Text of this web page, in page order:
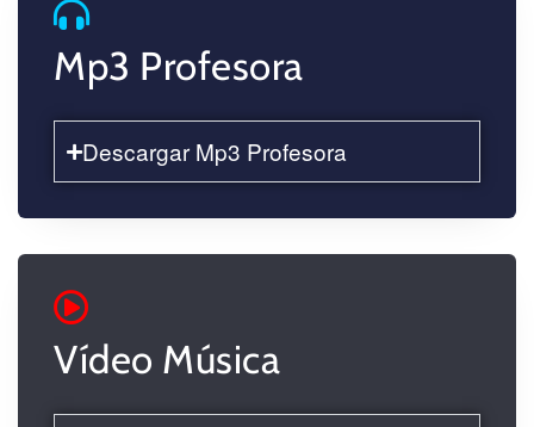
Mp3 Profesora
Descargar Mp3 Profesora
Vídeo Música